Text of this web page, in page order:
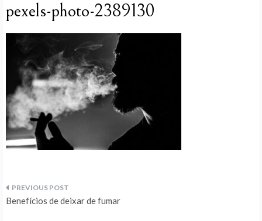
pexels-photo-2389130
Navegação
Benefícios de deixar de fumar